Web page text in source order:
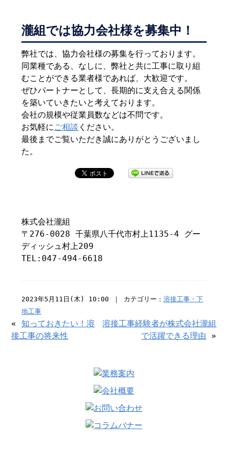
瀧組では協力会社様を募集中！
弊社では、協力会社様の募集を行っております。
同業種である、なしに、弊社と共に工事に取り組
むことができる業者様であれば、大歓迎です。
ぜひパートナーとして、長期的に支え合える関係
を築いていきたいと考えております。
会社の規模や従業員数などは不問です。
お気軽にご相談 ください。
最後までご覧いただき誠にありがとうございまし
た。
株式会社瀧組
〒276-0028 千葉県八千代市村上1135-4 グー
ディッシュ村上209
TEL:047-494-6618
2023年5月11日(木) 10:00 ｜ カテゴリー：溶接工事・下
地工事
«知っておきたい！溶
接工事の将来性
溶接工事経験者が株式会社瀧組
で活躍できる理由 »